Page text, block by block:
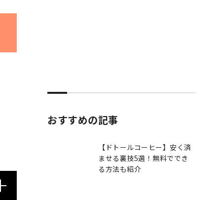
おすすめの記事
【ドトールコーヒー】安く済
ませる裏技5選！無料ででき
る方法も紹介